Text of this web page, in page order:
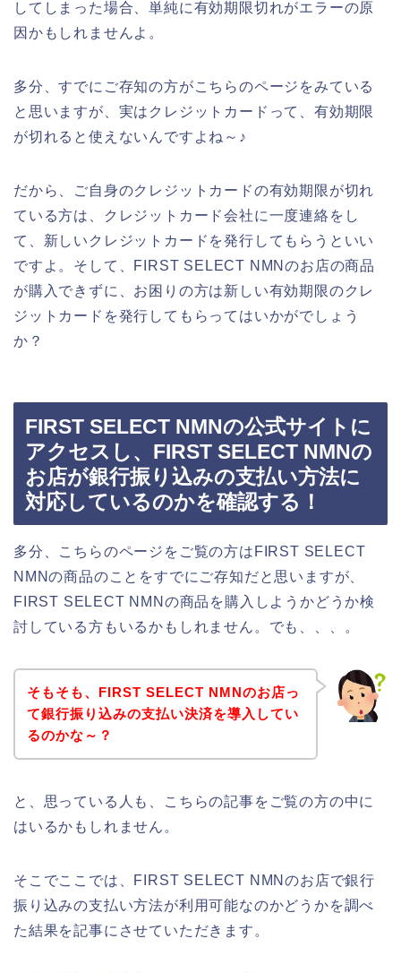
してしまった場合、単純に有効期限切れがエラーの原
因かもしれませんよ。
多分、すでにご存知の方がこちらのページをみている
と思いますが、実はクレジットカードって、有効期限
が切れると使えないんですよね～♪
だから、ご自身のクレジットカードの有効期限が切れ
ている方は、クレジットカード会社に一度連絡をし
て、新しいクレジットカードを発行してもらうといい
ですよ。そして、FIRST SELECT NMNのお店の商品
が購入できずに、お困りの方は新しい有効期限のクレ
ジットカードを発行してもらってはいかがでしょう
か？
FIRST SELECT NMNの公式サイトに
アクセスし、FIRST SELECT NMNの
お店が銀行振り込みの支払い方法に
対応しているのかを確認する！
多分、こちらのページをご覧の方はFIRST SELECT
NMNの商品のことをすでにご存知だと思いますが、
FIRST SELECT NMNの商品を購入しようかどうか検
討している方もいるかもしれません。でも、、、。
そもそも、FIRST SELECT NMNのお店っ
て銀行振り込みの支払い決済を導入してい
るのかな～？
と、思っている人も、こちらの記事をご覧の方の中に
はいるかもしれません。
そこでここでは、FIRST SELECT NMNのお店で銀行
振り込みの支払い方法が利用可能なのかどうかを調べ
た結果を記事にさせていただきます。